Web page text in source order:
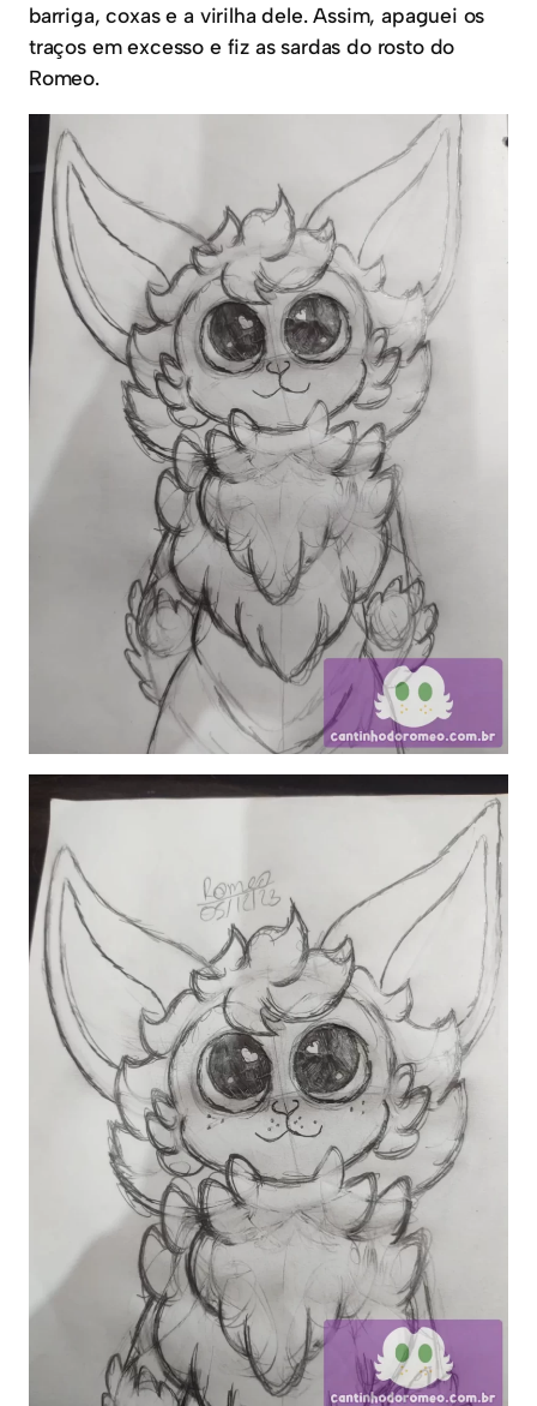
barriga, coxas e a virilha dele. Assim, apaguei os
traços em excesso e fiz as sardas do rosto do
Romeo.